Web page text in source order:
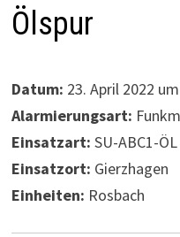
Ölspur
Datum: 23. April 2022
Alarmierungsart:
Einsatzart: SU-ABC1-ÖL
Einsatzort: Gierzhagen
Einheiten: Rosbach